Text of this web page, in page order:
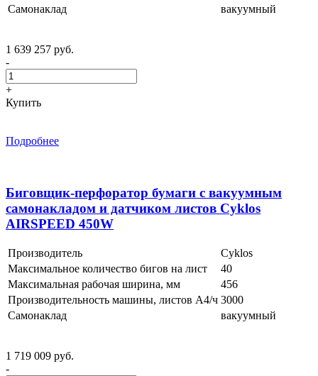
Самонаклад
вакуумный
1 639 257 руб.
-
+
Купить
Подробнее
Биговщик-перфоратор бумаги с вакуумным
самонакладом и датчиком листов Cyklos
AIRSPEED 450W
Производитель
Cyklos
Максимальное количество бигов на лист
40
Максимальная рабочая ширина, мм
456
Производительность машины, листов А4/ч 3000
Самонаклад
вакуумный
1 719 009 руб.
-